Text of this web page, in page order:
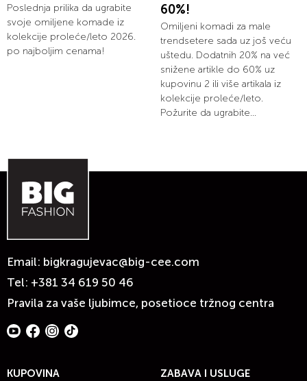
Poslednja prilika da ugrabite
svoje omiljene komade iz
kolekcije proleće/leto 2026.
po najboljim cenama!
60%!
Omiljeni komadi za male
trendsetere sada uz još veću
uštedu. Dodatnih 20% na već
snižene artikle do 60% uz
kupovinu 2 ili više artikala iz
kolekcije proleće/leto.
Požurite da ugrabite...
Email: bigkragujevac@big-cee.com
Tel: +381 34 619 50 46
Pravila za vaše ljubimce, posetioce tržnog centra
KUPOVINA ZABAVA I USLUGE